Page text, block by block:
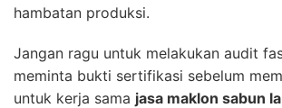
hambatan produksi.
Jangan ragu untuk melakukan audit
meminta bukti sertifikasi sebelum
untuk kerja sama jasa maklon sabun